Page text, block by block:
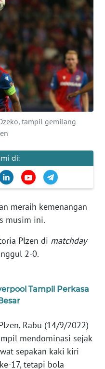
tampil gemilang
di:
meraih kemenangan
musim ini.
Plzen di matchday
2-0.
Tampil Perkasa
Rabu (14/9/2022)
mendominasi sejak
sepakan kaki kiri
17, tetapi bola